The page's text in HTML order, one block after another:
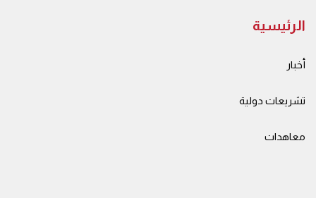
الرئيسية
أخبار
تشريعات دولية
معاهدات